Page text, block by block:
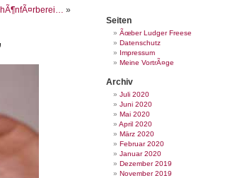
»
Seiten
Ãœber Ludger Freese
Datenschutz
Impressum
Meine VortrÃ¤ge
Archiv
Juli 2020
Juni 2020
Mai 2020
April 2020
März 2020
Februar 2020
Januar 2020
Dezember 2019
November 2019